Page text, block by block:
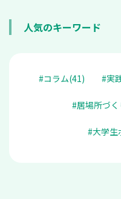
人気のキーワード
#コラム(41) #実
#居場所づ
#大学生